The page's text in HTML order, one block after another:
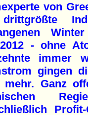
von
2012 - ohne
immer
gingen
mehr. Ganz